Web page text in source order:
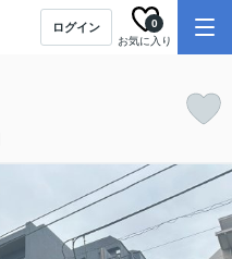
ログイン
お気に入り
0